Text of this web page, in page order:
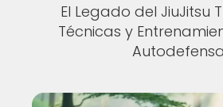
El Legado del JiuJitsu
Técnicas y
Autodefensa